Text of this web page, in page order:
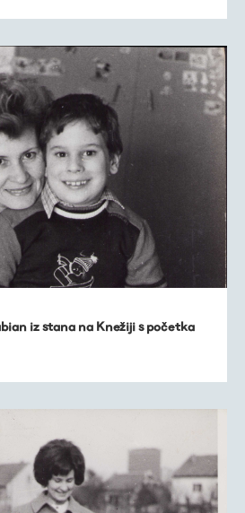
iz stana na Knežiji s početka